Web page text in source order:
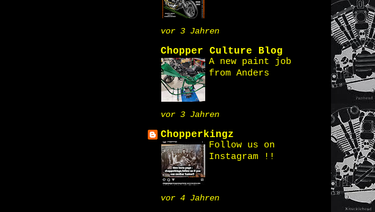
vor 3 Jahren
Chopper Culture Blog
A new paint job
from Anders
vor 3 Jahren
Chopperkingz
Follow us on
Instagram !!
vor 4 Jahren